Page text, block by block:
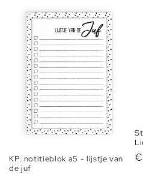
KP: notitieblok a5 - lijstje van
de juf